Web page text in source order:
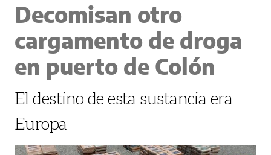
Decomisan otro
cargamento de droga
en puerto de Colón
El destino de esta sustancia era
Europa